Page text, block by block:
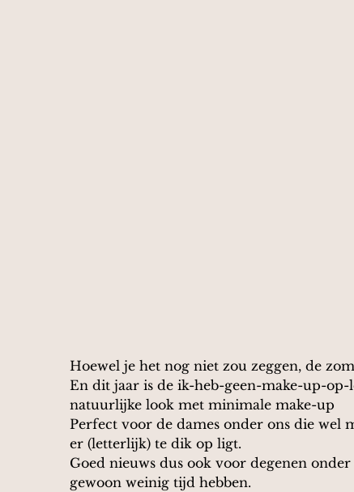
Hoewel je het nog niet zou zeggen, de
En dit jaar is de ik-heb-geen-make-up-
natuurlijke look met minimale make-up
Perfect voor de dames onder ons die wel
er (letterlijk) te dik op ligt.
Goed nieuws dus ook voor degenen
gewoon weinig tijd hebben.